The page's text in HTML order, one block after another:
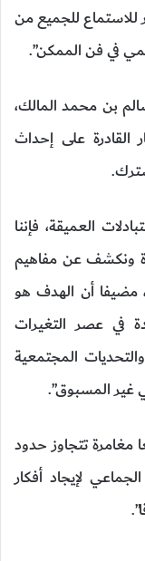
للاستماع للجميع من
في فن الممكن”.
بن محمد المالك،
القادرة على إحداث
العميقة، فإننا
ونكشف عن مفاهيم
مضيفا أن الهدف هو
في عصر التغيرات
المجتمعية
غير المسبوق”.
تتجاوز حدود
لإيجاد أفكار